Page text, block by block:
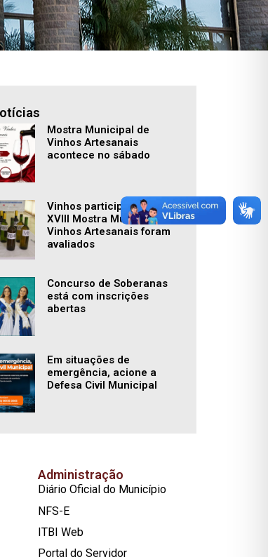
Mostra Municipal de
Vinhos Artesanais
acontece no sábado
Vinhos participantes da
XVIII Mostra Municipal de
Vinhos Artesanais foram
avaliados
Concurso de Soberanas
está com inscrições
abertas
Em situações de
emergência, acione a
Defesa Civil Municipal
Administração
Diário Oficial do Município
NFS-E
ITBI Web
Portal do Servidor